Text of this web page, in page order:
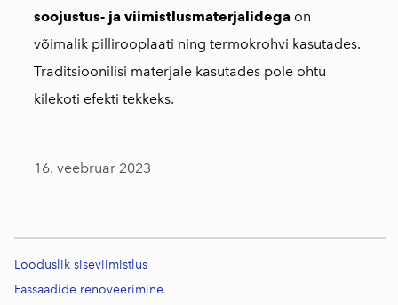
soojustus- ja viimistlusmaterjalidega on
võimalik pillirooplaati ning termokrohvi kasutades.
Traditsioonilisi materjale kasutades pole ohtu
kilekoti efekti tekkeks.
16. veebruar 2023
Looduslik siseviimistlus
Fassaadide renoveerimine